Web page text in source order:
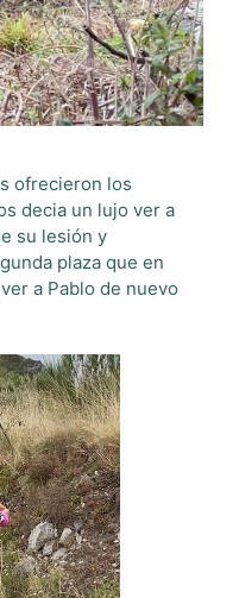
ofrecieron los
decia un lujo ver a
su lesión y
plaza que en
a Pablo de nuevo